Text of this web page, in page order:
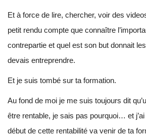
Et à force de lire, chercher, voir des
petit rendu compte que connaître
contrepartie et quel est son but donnait
devais entreprendre.
Et je suis tombé sur ta formation.
Au fond de moi je me suis toujours dit
être rentable, je sais pas pourquoi… et j’ai
début de cette rentabilité va venir de ta